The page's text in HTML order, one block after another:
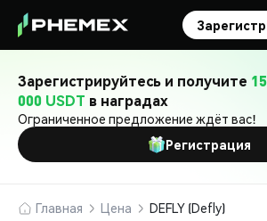
Зарегистрируйтесь и получите 15
000 USDT в наградах
Ограниченное предложение ждёт вас!
Регистрация
Главная Цена DEFLY (Defly)